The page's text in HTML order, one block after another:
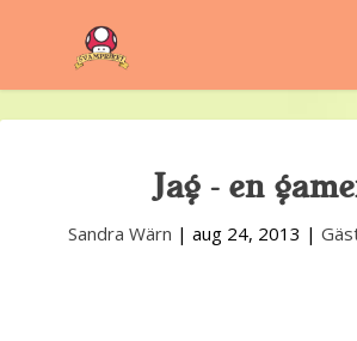
Jag – en
Sandra Wärn | aug 24, 2013 |